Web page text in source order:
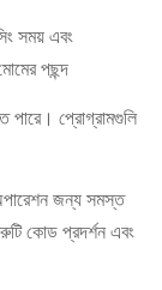
সময় এবং
পছন্দ
পারে। প্রোগ্রামগুলি
জন্য সমস্ত
কোড প্রদর্শন এবং